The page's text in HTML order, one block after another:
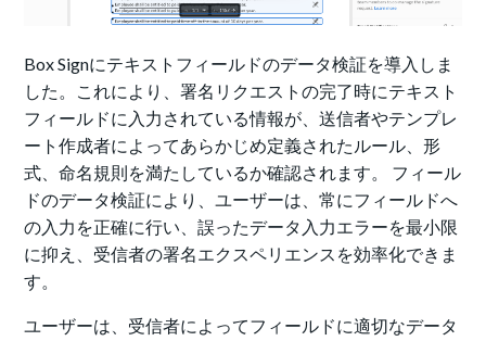
Box Signにテキストフィールドのデータ検証を導入しま
した。これにより、署名リクエストの完了時にテキスト
フィールドに入力されている情報が、送信者やテンプレ
ート作成者によってあらかじめ定義されたルール、形
式、命名規則を満たしているか確認されます。 フィール
ドのデータ検証により、ユーザーは、常にフィールドへ
の入力を正確に行い、誤ったデータ入力エラーを最小限
に抑え、受信者の署名エクスペリエンスを効率化できま
す。
ユーザーは、受信者によってフィールドに適切なデータ